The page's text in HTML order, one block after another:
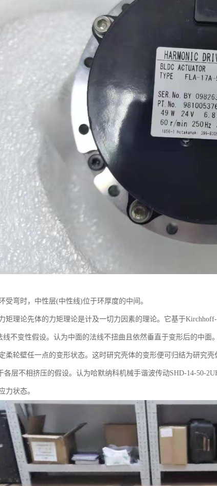
受弯时，中性层(中性线)位于环厚度的中间。
矩理论先体的力矩理论是计及一切力因素的理论。它基于
不变性假设。认为中面的法线不扭曲且依然垂直于变形后的中面
柔轮壁任一点的变形状态。这时研究壳体的变形便可归结为研究壳
各层不相挤压的假设。认为哈默纳科机械手谐波传动SHD-14-50-
力状态。